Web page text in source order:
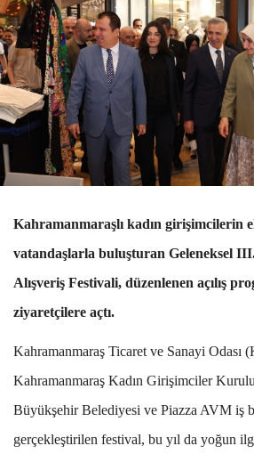
Kahramanmaraşlı kadın girişimcilerin
vatandaşlarla buluşturan Geleneksel
Alışveriş Festivali, düzenlenen açılış
ziyaretçilere açtı.
Kahramanmaraş Ticaret ve Sanayi
Kahramanmaraş Kadın Girişimciler
Büyükşehir Belediyesi ve Piazza AVM iş
gerçekleştirilen festival, bu yıl da yoğun